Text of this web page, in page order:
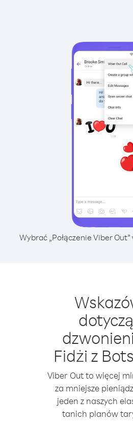
Wybrać „Połączenie Viber
Fidżi z
Viber Out to więcej
za mniejsze
jeden z naszych
tanich planów